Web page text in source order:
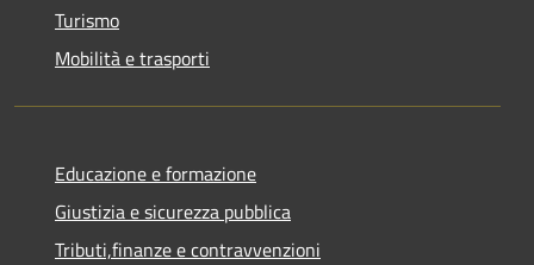
Turismo
Mobilità e trasporti
Educazione e formazione
Giustizia e sicurezza pubblica
Tributi,finanze e contravvenzioni